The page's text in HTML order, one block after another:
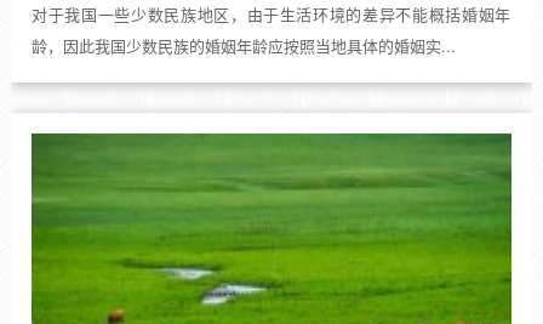
对于我国一些少数民族地区，由于生活环境的差异不能概括婚姻年
龄，因此我国少数民族的婚姻年龄应按照当地具体的婚姻实...